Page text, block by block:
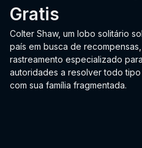
Gratis
Colter Shaw, um lobo solitário
país em busca de
rastreamento especializado
autoridades a resolver todo
com sua família fragmentada.